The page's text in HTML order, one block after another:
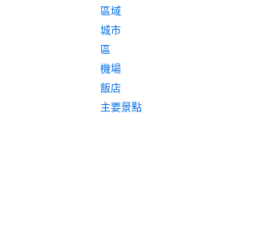
區域
城市
區
機場
飯店
主要景點